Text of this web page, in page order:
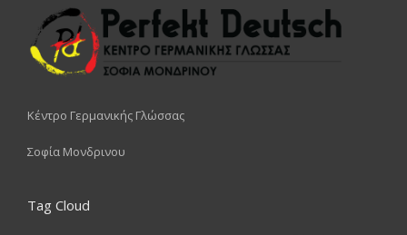
Κέντρο Γερμανικής Γλώσσας
Σοφία Μονδρινου
Tag Cloud